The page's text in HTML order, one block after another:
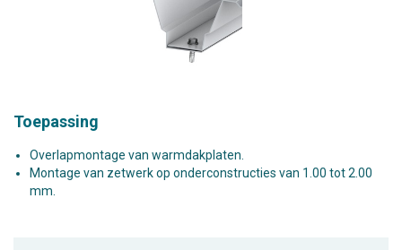
Toepassing
Overlapmontage van warmdakplaten.
Montage van zetwerk op onderconstructies van 1.00 tot 2.00
mm.